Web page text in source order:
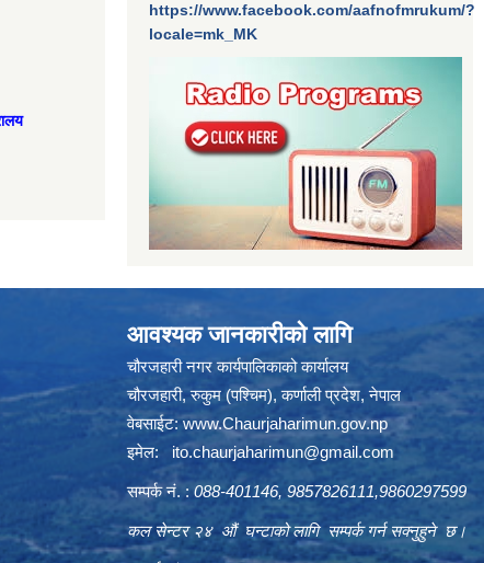
https://www.facebook.com/aafnofmrukum/?
locale=mk_MK
आवश्यक जानकारीको लागि
चौरजहारी नगर कार्यपालिकाको कार्यालय
चौरजहारी, रुकुम (पश्चिम), कर्णाली प्रदेश, नेपाल
वेबसाईट:www.Chaurjaharimun.gov.np
इमेल: ito.chaurjaharimun@gmail.com
सम्पर्क नं. : 088-401146, 9857826111,9860297599
कल सेन्टर २४ औं घन्टाको लागि सम्पर्क गर्न सक्नुहुने छ।